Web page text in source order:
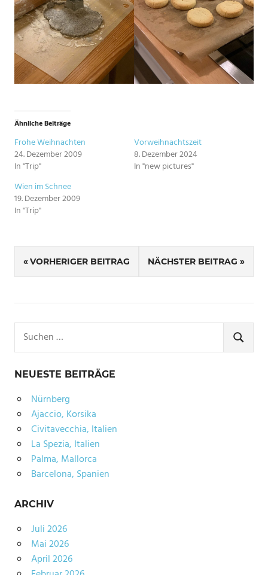
Ähnliche Beiträge
Frohe Weihnachten
24. Dezember 2009
In "Trip"
Vorweihnachtszeit
8. Dezember 2024
In "new pictures"
Wien im Schnee
19. Dezember 2009
In "Trip"
SCHLAGWÖRTER
XMAS
Beitragsnavigation
VORHERIGER BEITRAG NÄCHSTER BEITRAG
nach:
SUCHEN
NEUESTE BEITRÄGE
Nürnberg
Ajaccio, Korsika
Civitavecchia, Italien
La Spezia, Italien
Palma, Mallorca
Barcelona, Spanien
ARCHIV
Juli 2026
Mai 2026
April 2026